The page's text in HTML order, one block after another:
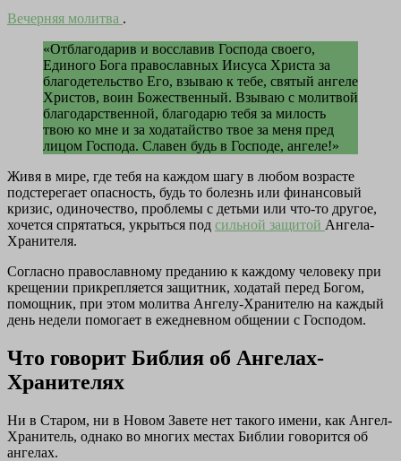
Вечерняя молитва .
«Отблагодарив и восславив Господа своего,
Единого Бога православных Иисуса Христа за
благодетельство Его, взываю к тебе, святый ангеле
Христов, воин Божественный. Взываю с молитвой
благодарственной, благодарю тебя за милость
твою ко мне и за ходатайство твое за меня пред
лицом Господа. Славен будь в Господе, ангеле!»
Живя в мире, где тебя на каждом шагу в любом возрасте
подстерегает опасность, будь то болезнь или финансовый
кризис, одиночество, проблемы с детьми или что-то другое,
хочется спрятаться, укрыться под сильной защитой Ангела-
Хранителя.
Согласно православному преданию к каждому человеку при
крещении прикрепляется защитник, ходатай перед Богом,
помощник, при этом молитва Ангелу-Хранителю на каждый
день недели помогает в ежедневном общении с Господом.
Что говорит Библия об Ангелах-
Хранителях
Ни в Старом, ни в Новом Завете нет такого имени, как Ангел-
Хранитель, однако во многих местах Библии говорится об
ангелах.